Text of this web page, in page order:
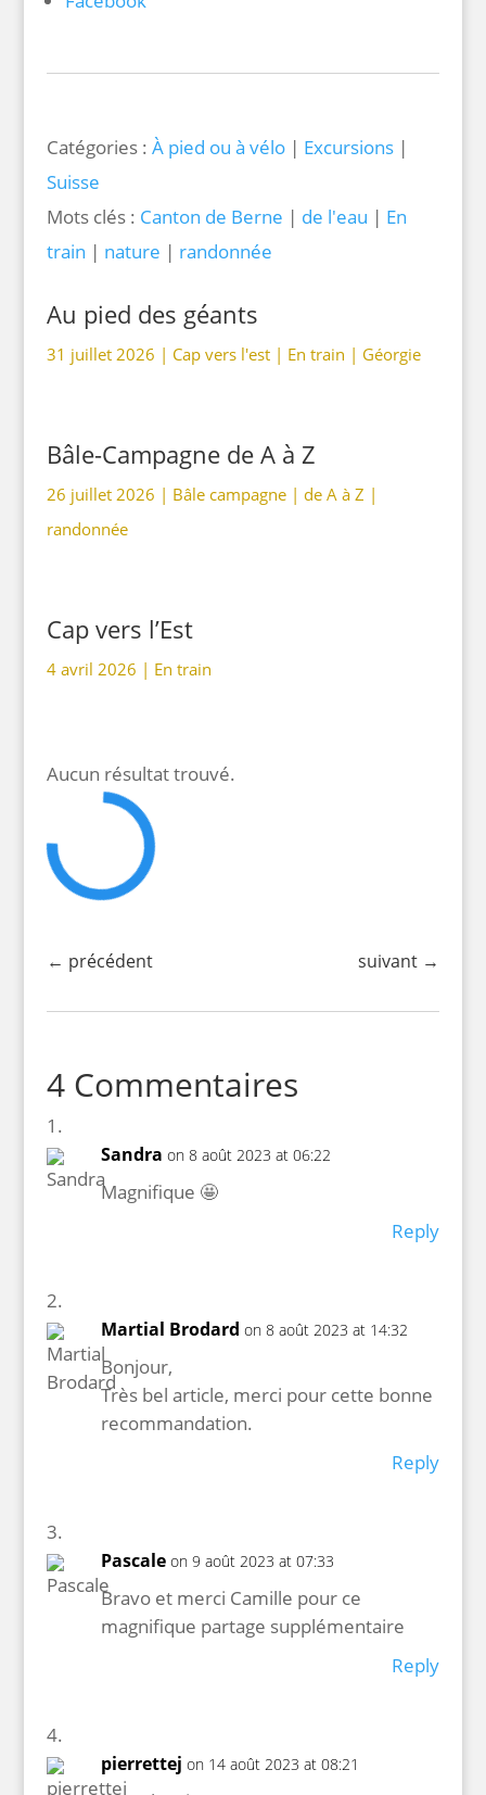
Catégories : À pied ou à vélo| Excursions|
Suisse
Mots clés : Canton de Berne | de l'eau | En
train | nature | randonnée
Au pied des géants
31 juillet 2026 | Cap vers l'est| En train | Géorgie
Bâle-Campagne de A à Z
26 juillet 2026 | Bâle campagne| de A à Z |
randonnée
Cap vers l’Est
4 avril 2026 | En train
Aucun résultat trouvé.
← précédent suivant →
4 Commentaires
Sandra on 8 août 2023 at 06:22
Magnifique 🤩
Reply
Martial Brodard on 8 août 2023 at 14:32
Bonjour,
Très bel article, merci pour cette bonne
recommandation.
Reply
Pascale on 9 août 2023 at 07:33
Bravo et merci Camille pour ce
magnifique partage supplémentaire
Reply
pierrettej on 14 août 2023 at 08:21